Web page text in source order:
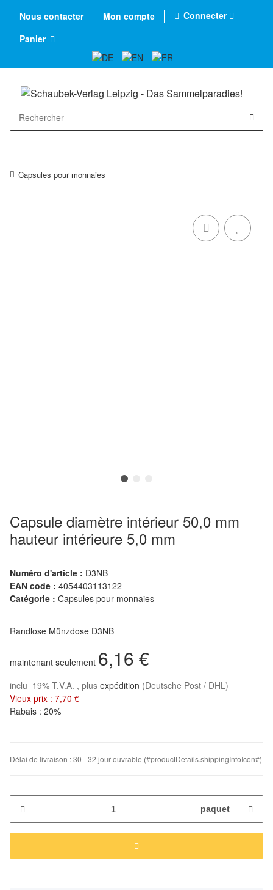
Nous contacter Mon compte
Connecter
Panier
Capsules pour monnaies
Capsule diamètre intérieur 50,0 mm
hauteur intérieure 5,0 mm
Numéro d'article : D3NB
EAN code : 4054403113122
Catégorie : Capsules pour monnaies
Randlose Münzdose D3NB
maintenant seulement 6,16 €
inclu 19% T.V.A. , plus expédition (Deutsche Post / DHL)
Vieux prix : 7,70 €
Rabais : 20%
Délai de livraison :30 - 32 jour ouvrable (#productDetails.shippingInfoIcon#)
paquet